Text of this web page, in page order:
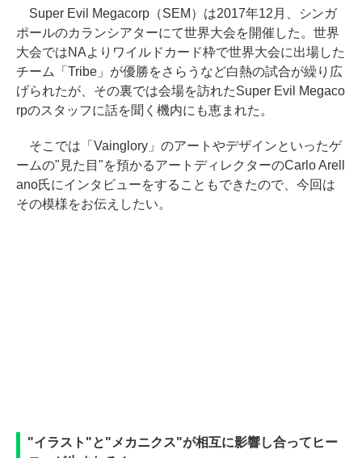
Super Evil Megacorp（SEM）は2017年12月、シンガ
ポールのカランシアターにて世界大会を開催した。世界
大会ではNAよりワイルドカード枠で世界大会に出場した
チーム「Tribe」が優勝をさらうなど白熱の試合が繰り広
げられたが、その裏では会場を訪れたSuper Evil Megaco
rpのスタッフに話を聞く機内にも恵まれた。
そこでは「Vainglory」のアートやデザインといったゲ
ームの"見た目"を預かるアートディレクターのCarlo Arell
ano氏にインタビューをすることもできたので、今回は
その模様をお伝えしたい。
"イラスト"と"メカニクス"が相互に影響し合ってヒー